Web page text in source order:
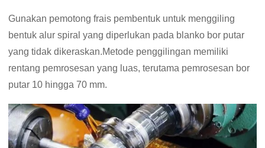
Gunakan pemotong frais pembentuk untuk menggiling
bentuk alur spiral yang diperlukan pada blanko bor putar
yang tidak dikeraskan.Metode penggilingan memiliki
rentang pemrosesan yang luas, terutama pemrosesan bor
putar 10 hingga 70 mm.